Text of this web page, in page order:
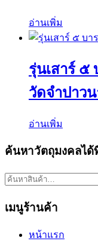
อ่านเพิ่ม
รุ่นเสาร์ ๕
วัดจำปาว
อ่านเพิ่ม
ค้นหาวัตถุมงคลได้
ค้นหา:
เมนูร้านค้า
หน้าแรก